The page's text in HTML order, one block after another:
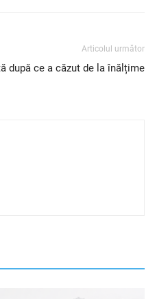
Articolul următor
după ce a căzut de la înălțime